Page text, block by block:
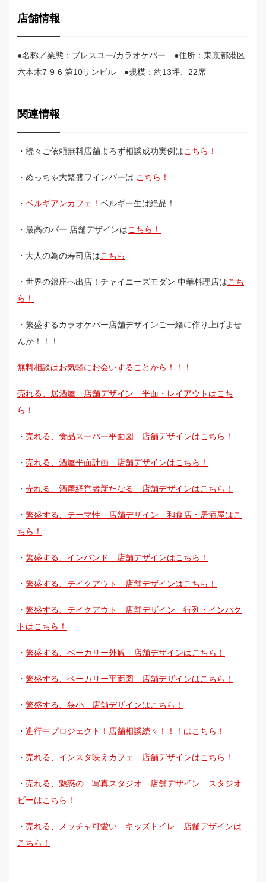
店舗情報
●名称／業態：ブレスユー/カラオケバー ●住所：東京都港区
六本木7-9-6 第10サンビル ●規模：約13坪、22席
関連情報
・続々ご依頼無料店舗よろず相談成功実例はこちら！
・めっちゃ大繁盛ワインバーは こちら！
・ ベルギアンカフェ！ ベルギー生は絶品！
・最高のバー 店舗デザインはこちら！
・大人の為の寿司店はこちら
・世界の銀座へ出店！チャイニーズモダン 中華料理店はこち
ら！
・繁盛するカラオケバー店舗デザインご一緒に作り上げませ
んか！！！
無料相談はお気軽にお会いすることから！！！
売れる、居酒屋 店舗デザイン 平面・レイアウトはこち
ら！
・ 売れる、食品スーパー平面図 店舗デザインはこちら！
・ 売れる、酒屋平面計画 店舗デザインはこちら！
・ 売れる、酒屋経営者新たなる 店舗デザインはこちら！
・ 繁盛する、テーマ性 店舗デザイン 和食店・居酒屋はこ
ちら！
・ 繁盛する、インバンド 店舗デザインはこちら！
・ 繁盛する、テイクアウト 店舗デザインはこちら！
・ 繁盛する、テイクアウト 店舗デザイン 行列・インパク
トはこちら！
・ 繁盛する、ベーカリー外観 店舗デザインはこちら！
・ 繁盛する、ベーカリー平面図 店舗デザインはこちら！
・ 繁盛する、狭小 店舗デザインはこちら！
・ 進行中プロジェクト！店舗相談続々！！！はこちら！
・ 売れる、インスタ映えカフェ 店舗デザインはこちら！
・ 売れる、魅惑の 写真スタジオ 店舗デザイン スタジオ
ビーはこちら！
・ 売れる、メッチャ可愛い キッズトイレ 店舗デザインは
こちら！